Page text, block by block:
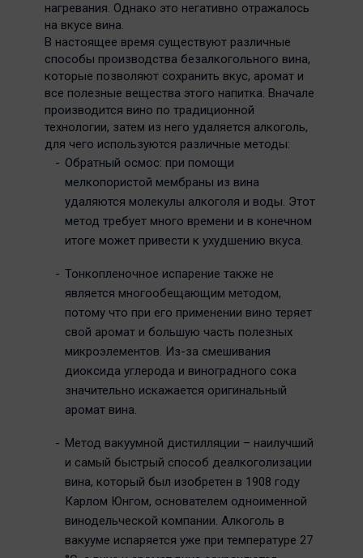
нагревания. Однако это негативно отражалось
на вкусе вина.
В настоящее время существуют различные
способы производства безалкогольного вина,
которые позволяют сохранить вкус, аромат и
все полезные вещества этого напитка. Вначале
производится вино по традиционной
технологии, затем из него удаляется алкоголь,
для чего используются различные методы:
Обратный осмос: при помощи
мелкопористой мембраны из вина
удаляются молекулы алкоголя и воды. Этот
метод требует много времени и в конечном
итоге может привести к ухудшению вкуса.
Тонкопленочное испарение также не
является многообещающим методом,
потому что при его применении вино теряет
свой аромат и большую часть полезных
микроэлементов. Из-за смешивания
диоксида углерода и виноградного сока
значительно искажается оригинальный
аромат вина.
Метод вакуумной дистилляции – наилучший
и самый быстрый способ деалкоголизации
вина, который был изобретен в 1908 году
Карлом Юнгом, основателем одноименной
винодельческой компании. Алкоголь в
вакууме испаряется уже при температуре 27